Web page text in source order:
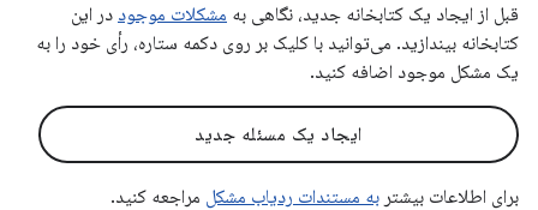
قبل از ایجاد یک کتابخانه جدید، نگاهی به مشکلات موجود در این
کتابخانه بیندازید. می‌توانید با کلیک بر روی دکمه ستاره، رأی خود را به
یک مشکل موجود اضافه کنید.
ایجاد یک مسئله جدید
برای اطلاعات بیشتر به مستندات ردیاب مشکل مراجعه کنید.